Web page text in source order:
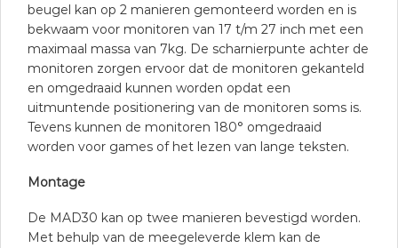
beugel kan op 2 manieren gemonteerd worden en is
bekwaam voor monitoren van 17 t/m 27 inch met een
maximaal massa van 7kg. De scharnierpunte achter de
monitoren zorgen ervoor dat de monitoren gekanteld
en omgedraaid kunnen worden opdat een
uitmuntende positionering van de monitoren soms is.
Tevens kunnen de monitoren 180° omgedraaid
worden voor games of het lezen van lange teksten.
Montage
De MAD30 kan op twee manieren bevestigd worden.
Met behulp van de meegeleverde klem kan de